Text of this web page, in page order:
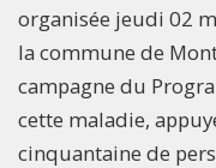
organisée jeudi 02
la commune de
campagne du
cette maladie,
cinquantaine de